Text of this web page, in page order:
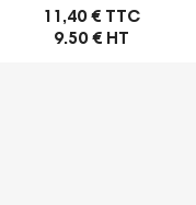
11,40 € TTC
9.50 € HT